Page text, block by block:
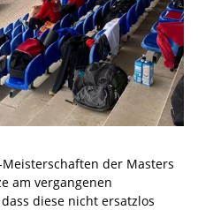
der Masters
am vergangenen
diese nicht ersatzlos